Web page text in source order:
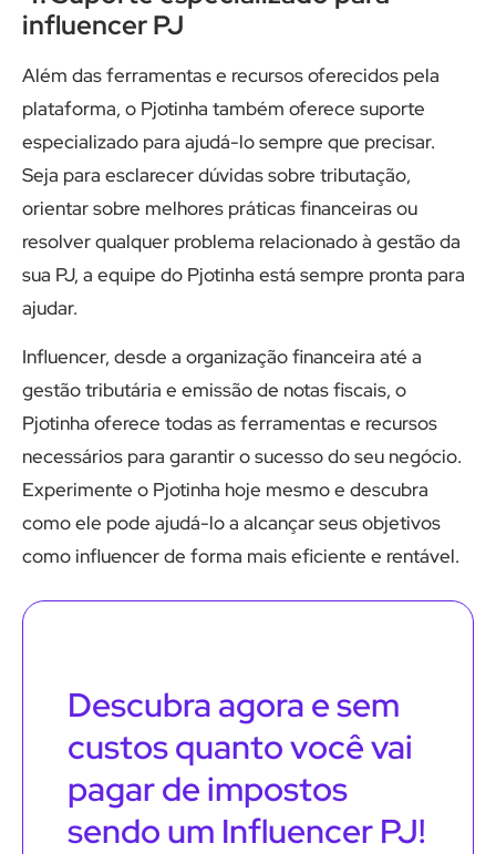
influencer PJ
Além das ferramentas e recursos oferecidos pela
plataforma, o Pjotinha também oferece suporte
especializado para ajudá-lo sempre que precisar.
Seja para esclarecer dúvidas sobre tributação,
orientar sobre melhores práticas financeiras ou
resolver qualquer problema relacionado à gestão da
sua PJ, a equipe do Pjotinha está sempre pronta para
ajudar.
Influencer, desde a organização financeira até a
gestão tributária e emissão de notas fiscais, o
Pjotinha oferece todas as ferramentas e recursos
necessários para garantir o sucesso do seu negócio.
Experimente o Pjotinha hoje mesmo e descubra
como ele pode ajudá-lo a alcançar seus objetivos
como influencer de forma mais eficiente e rentável.
Descubra agora e sem
custos quanto você vai
pagar de impostos
sendo um Influencer PJ!